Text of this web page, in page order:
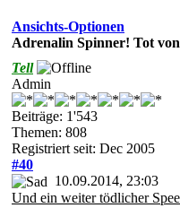
Ansichts-Optionen
Adrenalin Spinner! Tot
Tell
Admin
Beiträge: 1'543
Themen: 808
Registriert seit: Dec 2005
#40
10.09.2014, 23:03
Und ein weiter tödlicher